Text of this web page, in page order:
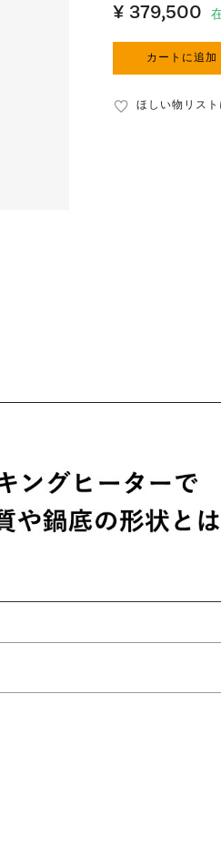
¥ 379,500
カートに追加
ほしい物リスト